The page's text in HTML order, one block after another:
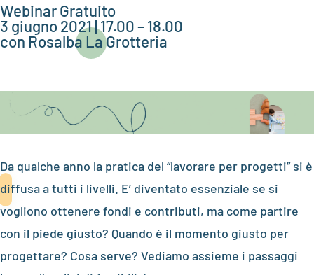
Webinar Gratuito
3 giugno 2021 | 17.00 – 18.00
con Rosalba La Grotteria
Da qualche anno la pratica del “lavorare per progetti” si è
diffusa a tutti i livelli. E’ diventato essenziale se si
vogliono ottenere fondi e contributi, ma come partire
con il piede giusto? Quando è il momento giusto per
progettare? Cosa serve? Vediamo assieme i passaggi